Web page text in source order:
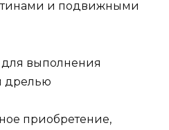
и подвижными
для выполнения
дрелью
приобретение,